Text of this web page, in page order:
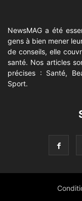
NewsMAG a été
gens à bien mener
de conseils, elle
santé. Nos articles
précises : Santé,
Sport.